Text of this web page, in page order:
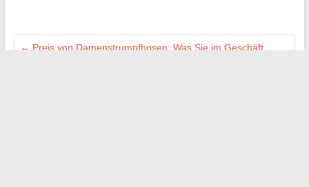
← Preis von Damenstrumpfhosen: Was Sie im Geschäft